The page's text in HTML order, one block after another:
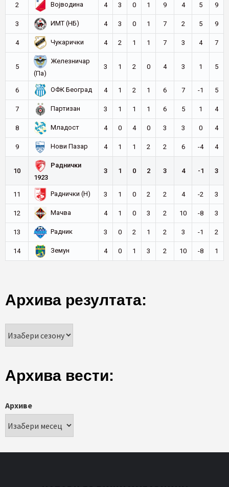
2 Војводина 4 3 0 1 9 4 5 9
3 ИМТ (НБ) 4 3 0 1 7 2 5 9
4 Чукарички 4 2 1 1 7 3 4 7
5
Железничар
(Па)
3 1 2 0 4 3 1 5
6 ОФК Београд 4 1 2 1 6 7 -1 5
7 Партизан 3 1 1 1 6 5 1 4
8 Младост 4 0 4 0 3 3 0 4
9 Нови Пазар 4 1 1 2 2 6 -4 4
10
Раднички
1923
3 1 0 2 3 4 -1 3
11 Раднички (Н) 3 1 0 2 2 4 -2 3
12 Мачва 4 1 0 3 2 10 -8 3
13 Радник 3 0 2 1 2 3 -1 2
14 Земун 4 0 1 3 2 10 -8 1
Архива резултата:
Архива вести:
Архиве